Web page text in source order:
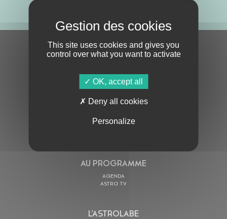
S'ABONNER À LA NEWSLETTER
AU PROGRAMME
AGENDA
ASTRO TV
L’ASTROLABE
This site uses cookies and gives you
control over what you want to activate
OK, accept all
Deny all cookies
Personalize